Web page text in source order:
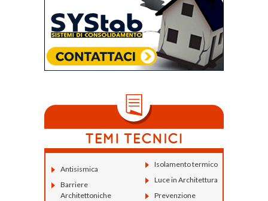
Antisismica
Barriere
Architettoniche
Isolamento termico
Luce in Architettura
Prevenzione